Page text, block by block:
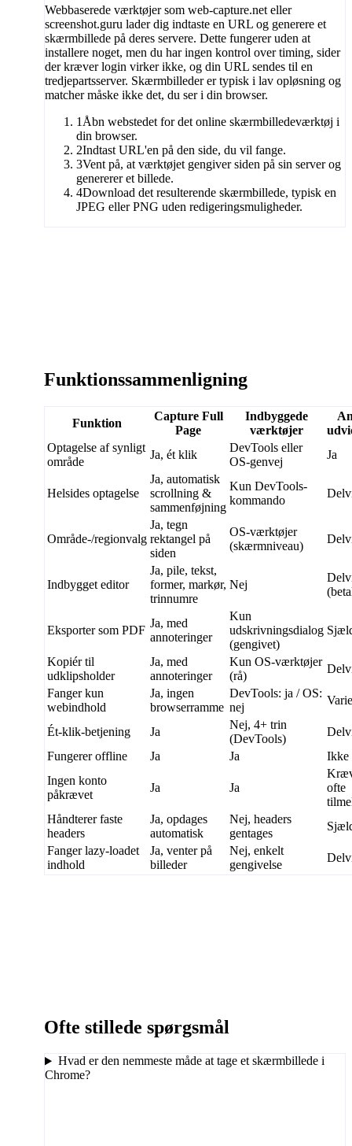
Webbaserede værktøjer som web-capture.net eller
screenshot.guru lader dig indtaste en URL og generere et
skærmbillede på deres servere. Dette fungerer uden at
installere noget, men du har ingen kontrol over timing, sider
der kræver login virker ikke, og din URL sendes til en
tredjepartsserver. Skærmbilleder er typisk i lav opløsning og
matcher måske ikke det, du ser i din browser.
1 Åbn webstedet for det online skærmbilledeværktøj i
din browser.
2Indtast URL'en på den side, du vil fange.
3Vent på, at værktøjet gengiver siden på sin server og
genererer et billede.
4Download det resulterende skærmbillede, typisk en
JPEG eller PNG uden redigeringsmuligheder.
Funktionssammenligning
Funktion
Capture Full
Page
Indbyggede
værktøjer
Optagelse af synligt
område
Ja, ét klik
DevTools eller
OS-genvej
Ja
Helsides optagelse
Ja, automatisk
scrollning &
sammenføjning
Kun DevTools-
kommando
Område-/regionvalg
Ja, tegn
rektangel på
siden
OS-værktøjer
(skærmniveau)
Indbygget editor
Ja, pile, tekst,
former, markør,
trinnumre
Nej
Eksporter som PDF
Ja, med
annoteringer
Kun
udskrivningsdialog
(gengivet)
Kopiér til
udklipsholder
Ja, med
annoteringer
Kun OS-værktøjer
(rå)
Fanger kun
webindhold
Ja, ingen
browserramme
DevTools: ja / OS:
nej
Ét-klik-betjening Ja
Nej, 4+ trin
(DevTools)
Fungerer offline
Ja Ja
Ikke
Ingen konto
påkrævet
Ja Ja
ofte
Håndterer faste
headers
Ja, opdages
automatisk
Nej, headers
gentages
Fanger lazy-loadet
indhold
Ja, venter på
billeder
Nej, enkelt
gengivelse
Ofte stillede spørgsmål
Hvad er den nemmeste måde at tage et skærmbillede i
Chrome?